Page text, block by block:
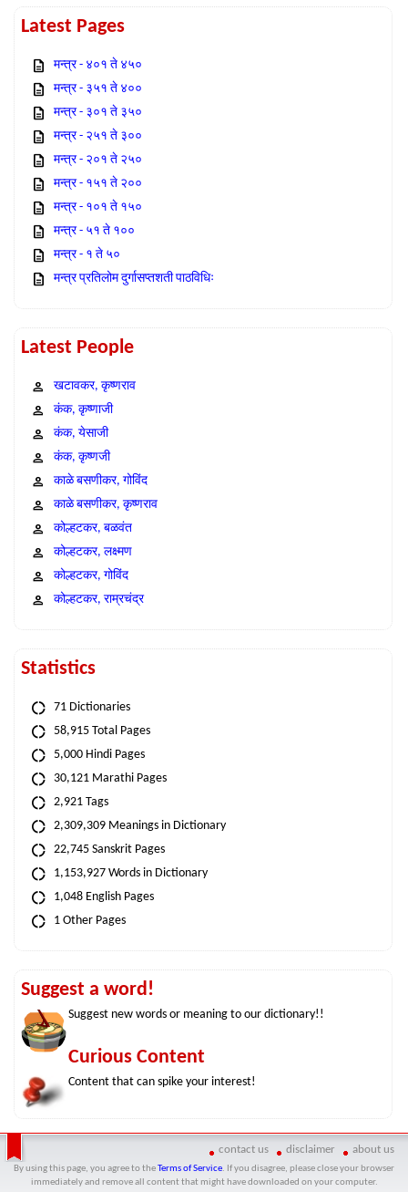
Latest Pages
मन्त्र - ४०१ ते ४५०
मन्त्र - ३५१ ते ४००
मन्त्र - ३०१ ते ३५०
मन्त्र - २५१ ते ३००
मन्त्र - २०१ ते २५०
मन्त्र - १५१ ते २००
मन्त्र - १०१ ते १५०
मन्त्र - ५१ ते १००
मन्त्र - १ ते ५०
मन्त्र प्रतिलोम दुर्गासप्तशती पाठविधिः
Latest People
खटावकर, कृष्णराव
कंक, कृष्णाजी
कंक, येसाजी
कंक, कृष्णजी
काळे बसणीकर, गोविंद
काळे बसणीकर, कृष्णराव
कोल्हटकर, बळवंत
कोल्हटकर, लक्ष्मण
कोल्हटकर, गोविंद
कोल्हटकर, राम्रचंद्र
Statistics
71 Dictionaries
58,915 Total Pages
5,000 Hindi Pages
30,121 Marathi Pages
2,921 Tags
2,309,309 Meanings in Dictionary
22,745 Sanskrit Pages
1,153,927 Words in Dictionary
1,048 English Pages
1 Other Pages
Suggest a word!
Suggest new words or meaning to our dictionary!!
Curious Content
Content that can spike your interest!
contact us disclaimer about us
By using this page, you agree to the Terms of Service. If you disagree, please close your browser
immediately and remove all content that might have downloaded on your computer.